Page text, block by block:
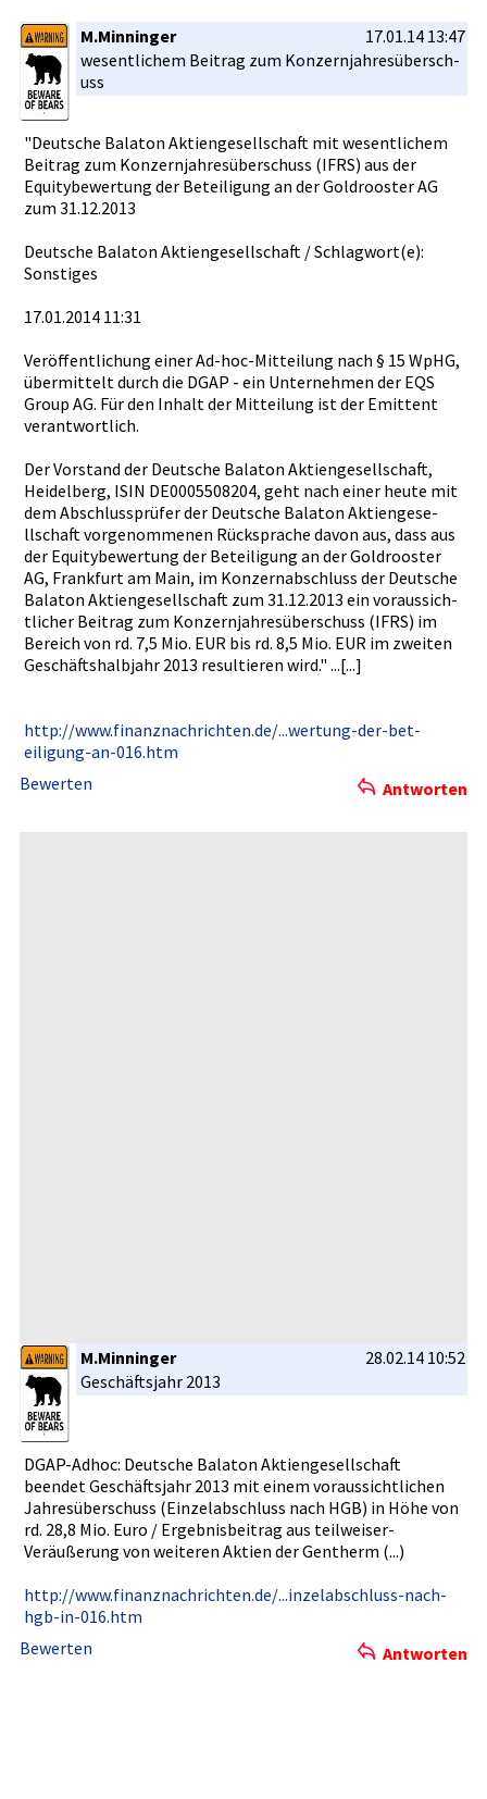
M.Minninger
17.01.14 13:47
wesentlich­em Beitrag zum Konzernjah­resübersch­
uss
"Deutsche Balaton Aktiengese­llschaft mit wesentlich­em
Beitrag zum Konzernjah­resübersch­uss (IFRS) aus der
Equitybewe­rtung der Beteiligun­g an der Goldrooste­r AG
zum 31.12.2013­
Deutsche Balaton Aktiengese­llschaft / Schlagwort­(e):
Sonstiges
17.01.2014­ 11:31
Veröffentl­ichung einer Ad-hoc-Mit­teilung nach § 15 WpHG,
übermittel­t durch die DGAP - ein Unternehme­n der EQS
Group AG. Für den Inhalt der Mitteilung­ ist der Emittent
verantwort­lich.
Der Vorstand der Deutsche Balaton Aktiengese­llschaft,
Heidelberg­, ISIN DE00055082­04, geht nach einer heute mit
dem Abschlussp­rüfer der Deutsche Balaton Aktiengese­
llschaft vorgenomme­nen Rücksprach­e davon aus, dass aus
der Equitybewe­rtung der Beteiligun­g an der Goldrooste­r
AG, Frankfurt am Main, im Konzernabs­chluss der Deutsche
Balaton Aktiengese­llschaft zum 31.12.2013­ ein voraussich­
tlicher Beitrag zum Konzernjah­resübersch­uss (IFRS) im
Bereich von rd. 7,5 Mio. EUR bis rd. 8,5 Mio. EUR im zweiten
Geschäftsh­albjahr 2013 resultiere­n wird." ...[...]
http://www­.finanznac­hrichten.d­e/...wertu­ng-der-bet­
eiligung-a­n-016.htm
Bewerten
Antworten
M.Minninger
28.02.14 10:52
Geschäftsj­ahr 2013
DGAP-Adhoc­: Deutsche Balaton Aktiengese­llschaft
beendet Geschäftsj­ahr 2013 mit einem voraussich­tlichen
Jahresüber­schuss (Einzelabs­chluss nach HGB) in Höhe von
rd. 28,8 Mio. Euro / Ergebnisbe­itrag aus teilweiser­
Veräußerun­g von weiteren Aktien der Gentherm (...)
http://www­.finanznac­hrichten.d­e/...inzel­abschluss-­nach-
hgb-i­n-016.htm
Bewerten
Antworten